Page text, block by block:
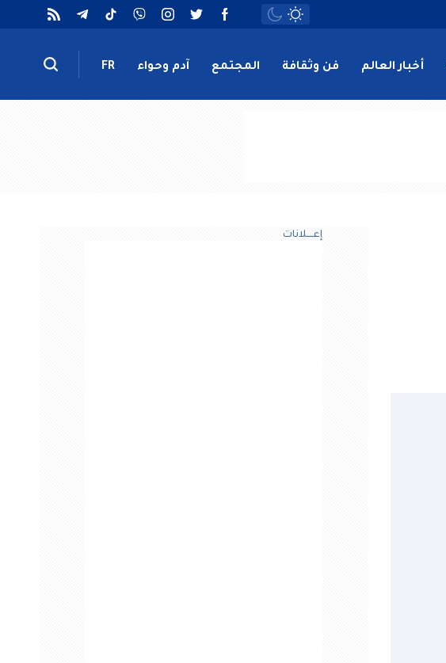
أخبار العالم فن وثقافة المجتمع آدم وحواء FR
إعــــلانات